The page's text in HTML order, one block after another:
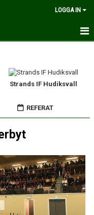
LOGGA IN
Strands IF Hudiksvall
REFERAT